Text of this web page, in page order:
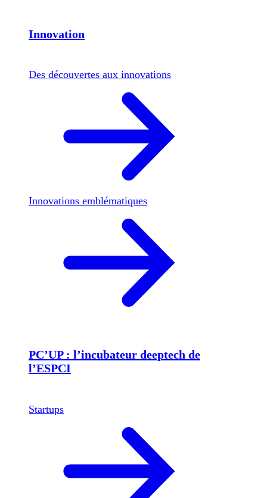
Innovation
Des découvertes aux innovations
Innovations emblématiques
PC’UP : l’incubateur deeptech de
l’ESPCI
Startups